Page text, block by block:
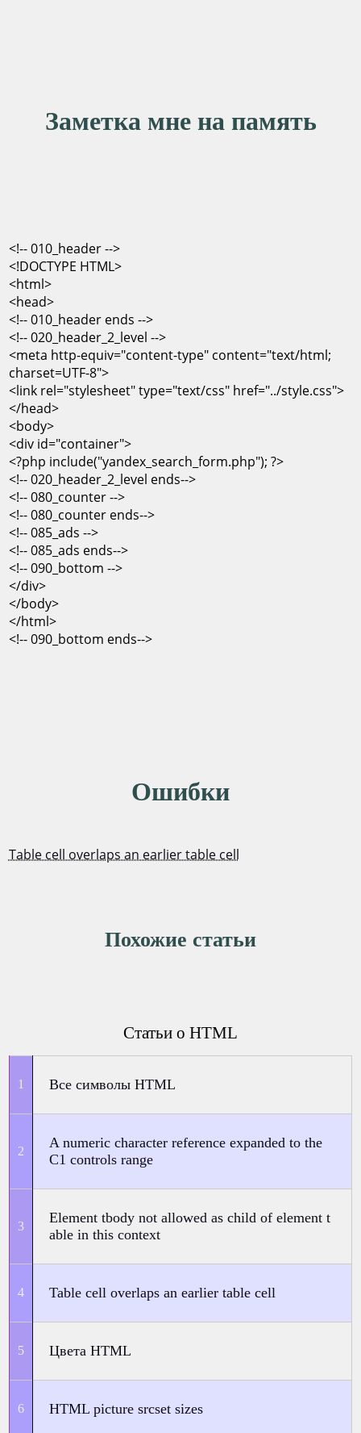
Заметка мне на память
<!-- 010_header -->
<!DOCTYPE HTML>
<html>
<head>
<!-- 010_header ends -->
<!-- 020_header_2_level -->
<meta http-equiv="content-type" content="text/html;
charset=UTF-8">
<link rel="stylesheet" type="text/css" href="../style.css">
</head>
<body>
<div id="container">
<?php include("yandex_search_form.php"); ?>
<!-- 020_header_2_level ends-->
<!-- 080_counter -->
<!-- 080_counter ends-->
<!-- 085_ads -->
<!-- 085_ads ends-->
<!-- 090_bottom -->
</div>
</body>
</html>
<!-- 090_bottom ends-->
Ошибки
Table cell overlaps an earlier table cell
Похожие статьи
Статьи о HTML
Все символы HTML
A numeric character reference expanded to the
C1 controls range
Element tbody not allowed as child of element t
able in this context
Table cell overlaps an earlier table cell
Цвета HTML
HTML picture srcset sizes